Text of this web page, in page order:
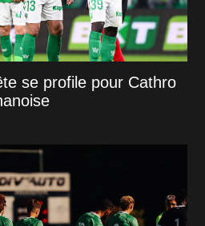
se profile pour Cathro